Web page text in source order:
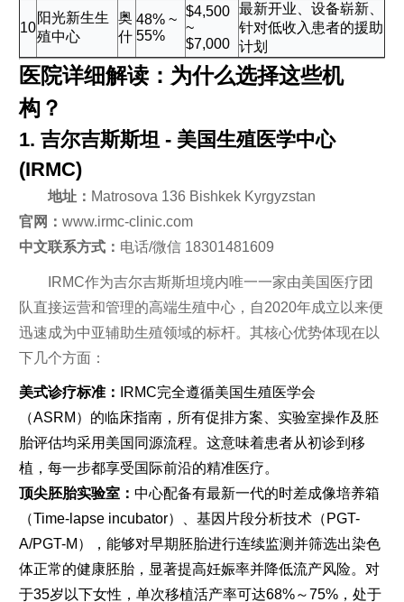
10
阳光新生生
殖中心
奥
什
48% ~
55%
$4,500
~
$7,000
最新开业、设备崭新、
针对低收入患者的援助
计划
医院详细解读：为什么选择这些机
构？
1. 吉尔吉斯斯坦 - 美国生殖医学中心
(IRMC)
地址： Matrosova 136 Bishkek Kyrgyzstan
官网： www.irmc-clinic.com
中文联系方式： 电话/微信 18301481609
IRMC作为吉尔吉斯斯坦境内唯一一家由美国医疗团
队直接运营和管理的高端生殖中心，自2020年成立以来便
迅速成为中亚辅助生殖领域的标杆。其核心优势体现在以
下几个方面：
美式诊疗标准：
IRMC完全遵循美国生殖医学会
（ASRM）的临床指南，所有促排方案、实验室操作及胚
胎评估均采用美国同源流程。这意味着患者从初诊到移
植，每一步都享受国际前沿的精准医疗。
顶尖胚胎实验室： 中心配备有最新一代的时差成像培养箱
（Time-lapse incubator）、基因片段分析技术（PGT-
A/PGT-M），能够对早期胚胎进行连续监测并筛选出染色
体正常的健康胚胎，显著提高妊娠率并降低流产风险。对
于35岁以下女性，单次移植活产率可达68%～75%，处于